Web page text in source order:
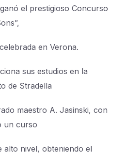
el prestigioso Concurso
en Verona.
sus estudios en la
de Stradella
maestro A. Jasinski, con
un curso
alto nivel, obteniendo el